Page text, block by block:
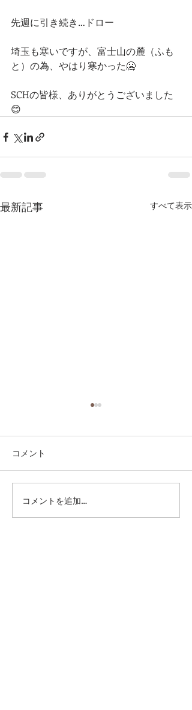
先週に引き続き…ドロー
埼玉も寒いですが、富士山の麓（ふも
と）の為、やはり寒かった🥶
SCHの皆様、ありがとうございました
😊
最新記事 すべて表示
第41回日本クラブユース
サッカー選手権（U-15）
コメント
コメントを追加…